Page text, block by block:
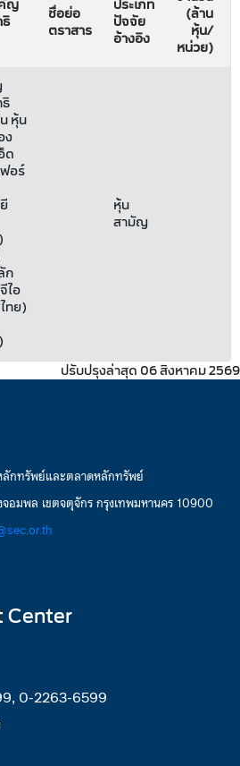
ญ
ชื่อย่อ
ตราสาร
ประเภท
ปัจจัย
อ้างอิง
(ล้าน
หุ้น/
หน่วย)
หุ้น
ง
ด
อร์
ก
ไอ
ทย)
หุ้น
สามัญ
ปรับปรุงล่าสุด 06 สิงหาคม 2569
ลักทรัพย์และตลาดหลักทรัพย์
อมพล เขตจตุจักร กรุงเทพมหานคร 10900
Center
0-2263-6599